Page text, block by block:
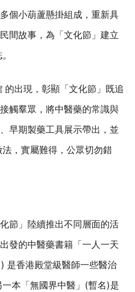
個小葫蘆懸掛組成，重新具
間故事，為「文化節」建立
的出現，彰顯「文化節」既追
觸羣眾，將中醫藥的常識與
早期製藥工具展示帶出，並
，實屬難得，公眾切勿錯
節」陸續推出不同層面的活
發的中醫藥書籍「一人一天
是香港殿堂級醫師一些醫治
本「無國界中醫」(暫名)是